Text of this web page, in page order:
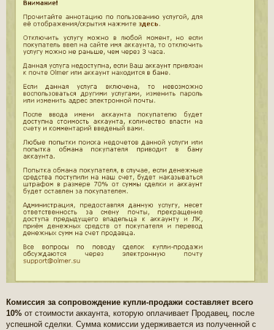
Комиссия за сопровождение купли-продажи составляет всего
10% от стоимости аккаунта, которую оплачивает Продавец, после
успешной сделки. Сумма комиссии удерживается из полученной с